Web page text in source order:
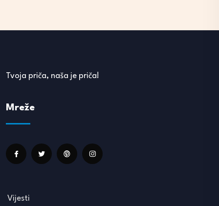
Tvoja priča, naša je priča!
Mreže
Vijesti